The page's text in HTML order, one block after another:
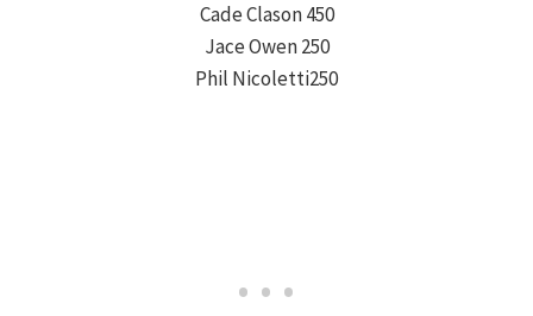
Cade Clason 450
Jace Owen 250
Phil Nicoletti250